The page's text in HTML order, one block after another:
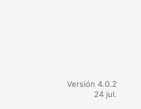
Versión 4.0.2
24 jul.